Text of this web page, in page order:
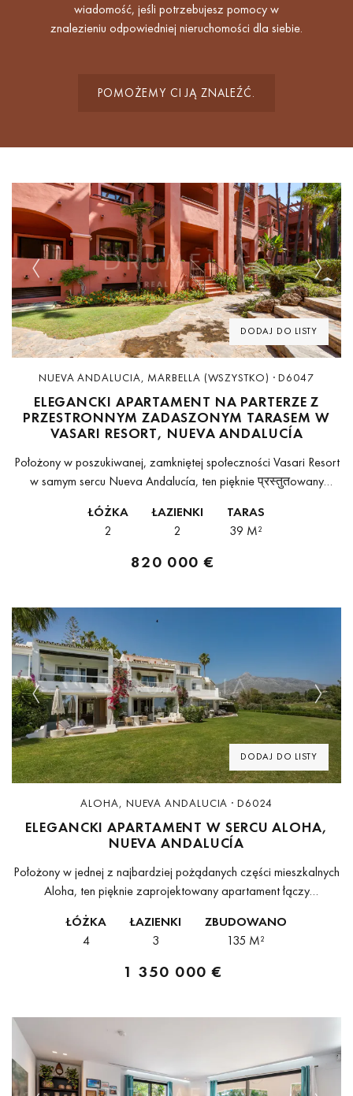
wiadomość, jeśli potrzebujesz pomocy w
znalezieniu odpowiedniej nieruchomości dla siebie.
POMOŻEMY CI JĄ ZNALEŹĆ.
DODAJ DO LISTY
Previous Next
NUEVA ANDALUCIA, MARBELLA (WSZYSTKO) · D6047
ELEGANCKI APARTAMENT NA PARTERZE Z
PRZESTRONNYM ZADASZONYM TARASEM W
VASARI RESORT, NUEVA ANDALUCÍA
Położony w poszukiwanej, zamkniętej społeczności Vasari Resort
w samym sercu Nueva Andalucía, ten pięknie प्रस्तुतowany
okazję zarówno jako miejsce do życia, jak i nieruchomość...
ŁÓŻKA
2
ŁAZIENKI
2
TARAS
39 M²
820 000 €
DODAJ DO LISTY
Previous Next
ALOHA, NUEVA ANDALUCIA · D6024
ELEGANCKI APARTAMENT W SERCU ALOHA,
NUEVA ANDALUCÍA
Położony w jednej z najbardziej pożądanych części mieszkalnych
Aloha, ten pięknie zaprojektowany apartament łączy
życia w sercu Nueva Andalucía. Otoczona dojrzałą zielenią i...
ŁÓŻKA
4
ŁAZIENKI
3
ZBUDOWANO
135 M²
1 350 000 €